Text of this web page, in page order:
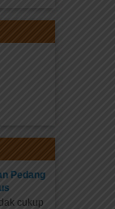
Pedang
cukup